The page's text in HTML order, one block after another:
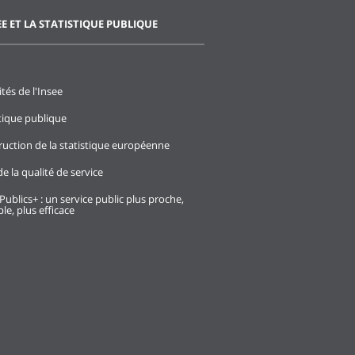
ET LA STATISTIQUE PUBLIQUE
de l'Insee
publique
de la statistique européenne
la qualité de service
: un service public plus proche,
plus efficace